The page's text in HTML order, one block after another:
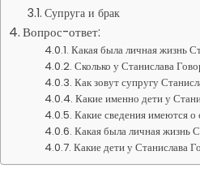
Супруга и брак
Вопрос-ответ:
Какая была личная жизнь
Сколько у Станислава
Как зовут супругу
Какие именно дети у
Какие сведения имеются
Какая была личная жизнь
Какие дети у Станислава